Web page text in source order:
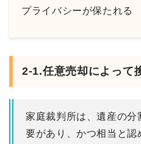
プライバシーが保たれる
2-1.任意売却によって
家庭裁判所は、遺産の
要があり、かつ相当と